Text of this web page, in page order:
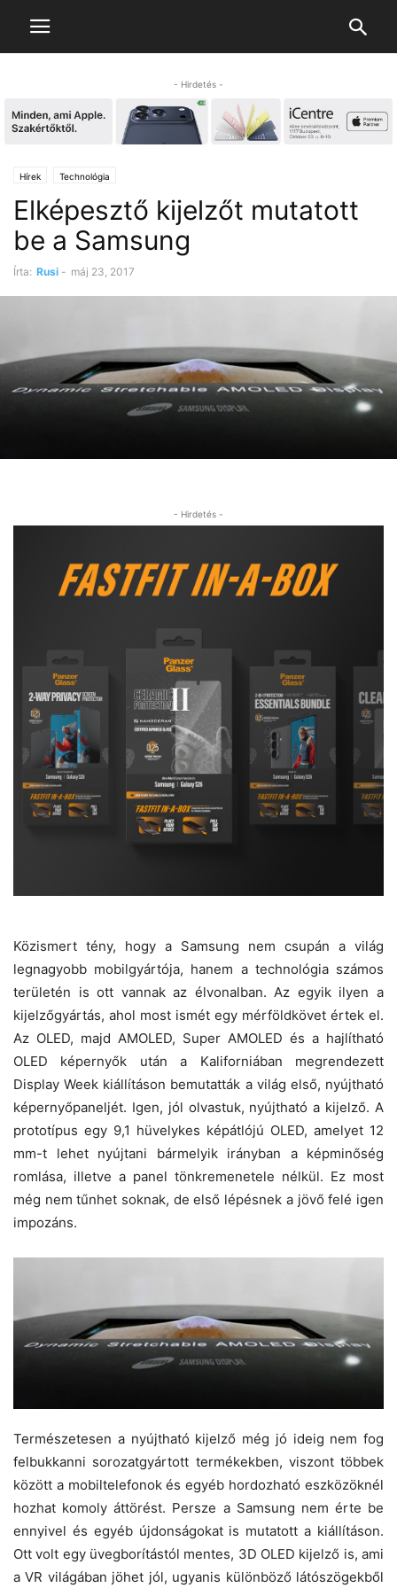
- Hirdetés -
Hírek Technológia
Elképesztő kijelzőt mutatott
be a Samsung
Írta: Rusi - máj 23, 2017
- Hirdetés -
Közismert tény, hogy a Samsung nem csupán a világ
legnagyobb mobilgyártója, hanem a technológia számos
területén is ott vannak az élvonalban. Az egyik ilyen a
kijelzőgyártás, ahol most ismét egy mérföldkövet értek el.
Az OLED, majd AMOLED, Super AMOLED és a hajlítható
OLED képernyők után a Kaliforniában megrendezett
Display Week kiállításon bemutatták a világ első, nyújtható
képernyőpaneljét. Igen, jól olvastuk, nyújtható a kijelző. A
prototípus egy 9,1 hüvelykes képátlójú OLED, amelyet 12
mm-t lehet nyújtani bármelyik irányban a képminőség
romlása, illetve a panel tönkremenetele nélkül. Ez most
még nem tűnhet soknak, de első lépésnek a jövő felé igen
impozáns.
Természetesen a nyújtható kijelző még jó ideig nem fog
felbukkanni sorozatgyártott termékekben, viszont többek
között a mobiltelefonok és egyéb hordozható eszközöknél
hozhat komoly áttörést. Persze a Samsung nem érte be
ennyivel és egyéb újdonságokat is mutatott a kiállításon.
Ott volt egy üvegborítástól mentes, 3D OLED kijelző is, ami
a VR világában jöhet jól, ugyanis különböző látószögekből